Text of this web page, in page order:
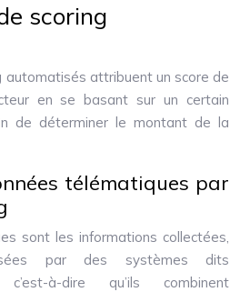
scoring
automatisés attribuent un score de
en se basant sur un certain
de déterminer le montant de la
télématiques par
sont les informations collectées,
par des systèmes dits
à-dire qu’ils combinent